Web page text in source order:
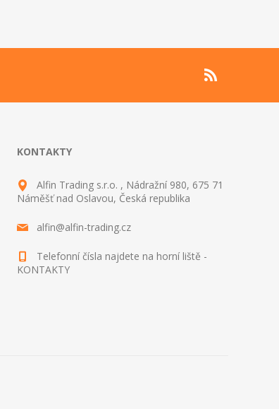
KONTAKTY
Alfin Trading s.r.o. , Nádražní 980, 675 71
Náměšť nad Oslavou, Česká republika
alfin@alfin-trading.cz
Telefonní čísla najdete na horní liště -
KONTAKTY